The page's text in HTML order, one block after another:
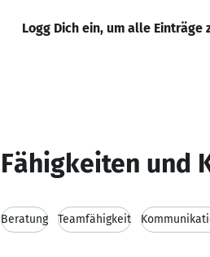
Logg Dich ein, um alle Einträge
Fähigkeiten und
Beratung Teamfähigkeit